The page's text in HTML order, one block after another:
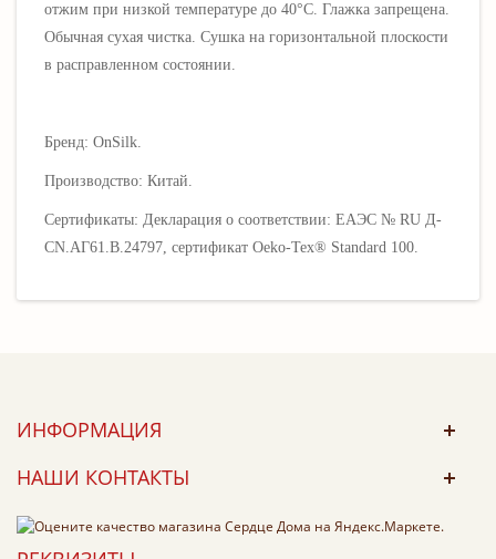
отжим при низкой температуре до 40°C. Глажка запрещена.
Обычная сухая чистка. Сушка на горизонтальной плоскости
в расправленном состоянии.
Бренд: OnSilk.
Производство: Китай.
Сертификаты: Декларация о соответствии: EAЭС № RU Д-
CN.АГ61.В.24797, сертификат Oeko-Tex® Standard 100.
ИНФОРМАЦИЯ
НАШИ КОНТАКТЫ